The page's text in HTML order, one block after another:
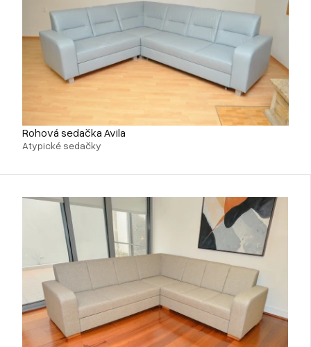
Rohová sedačka Avila
Atypické sedačky